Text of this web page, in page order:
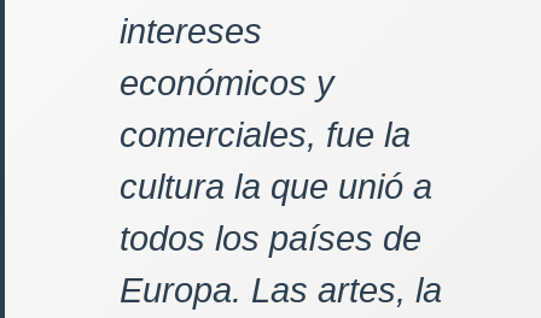
intereses
económicos y
comerciales, fue la
cultura la que unió a
todos los países de
Europa. Las artes, la